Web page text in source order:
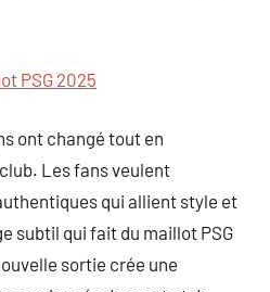
PSG 2025
ont changé tout en
Les fans veulent
qui allient style et
subtil qui fait du maillot PSG
sortie crée une